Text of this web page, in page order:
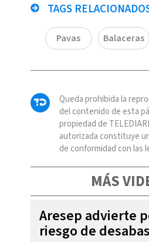
TAGS
Pavas Balaceras
Queda prohibida la
del contenido de esta
propiedad de
autorizada constituye
de conformidad con las
MÁS
Aresep advierte
riesgo de